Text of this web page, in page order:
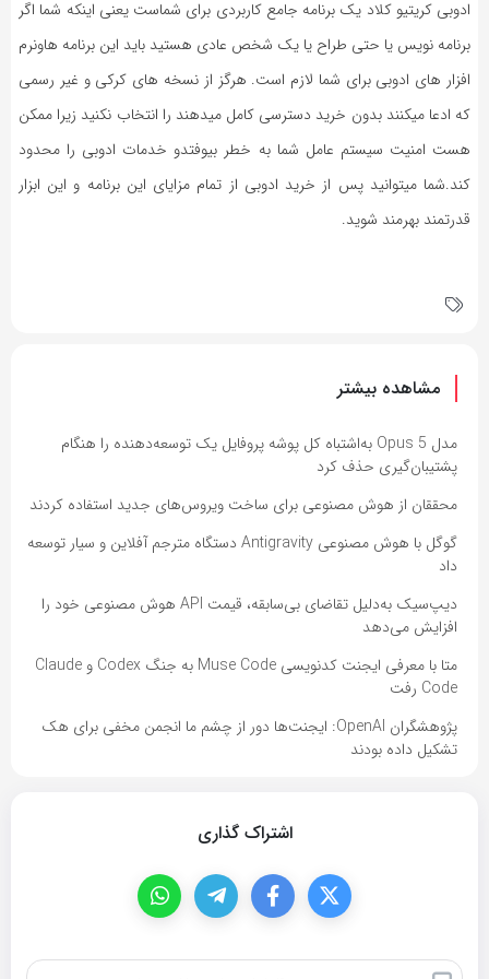
ادوبی کریتیو کلاد یک برنامه جامع کاربردی برای شماست یعنی اینکه شما اگر
برنامه نویس یا حتی طراح یا یک شخص عادی هستید باید این برنامه هاونرم
افزار های ادوبی برای شما لازم است. هرگز از نسخه های کرکی و غیر رسمی
که ادعا میکنند بدون خرید دسترسی کامل میدهند را انتخاب نکنید زیرا ممکن
هست امنیت سیستم عامل شما به خطر بیوفتدو خدمات ادوبی را محدود
کند.شما میتوانید پس از خرید ادوبی از تمام مزایای این برنامه و این ابزار
قدرتمند بهرمند شوید.
مشاهده بیشتر
مدل Opus 5 به‌اشتباه کل پوشه پروفایل یک توسعه‌دهنده را هنگام
پشتیبان‌گیری حذف کرد
محققان از هوش مصنوعی برای ساخت ویروس‌های جدید استفاده کردند
گوگل با هوش مصنوعی Antigravity دستگاه مترجم آفلاین و سیار توسعه
داد
دیپ‌سیک به‌دلیل تقاضای بی‌سابقه، قیمت API هوش مصنوعی خود را
افزایش می‌دهد
متا با معرفی ایجنت کدنویسی Muse Code به جنگ Codex و Claude
Code رفت
پژوهشگران OpenAI: ایجنت‌ها دور از چشم ما انجمن مخفی برای هک
تشکیل داده بودند
اشتراک گذاری